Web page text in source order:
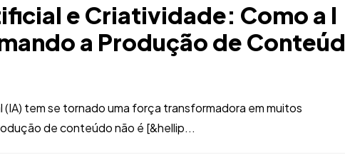
e Criatividade: Como a I
a Produção de Conteúd
tem se tornado uma força transformadora em muitos
de conteúdo não é [&hellip...